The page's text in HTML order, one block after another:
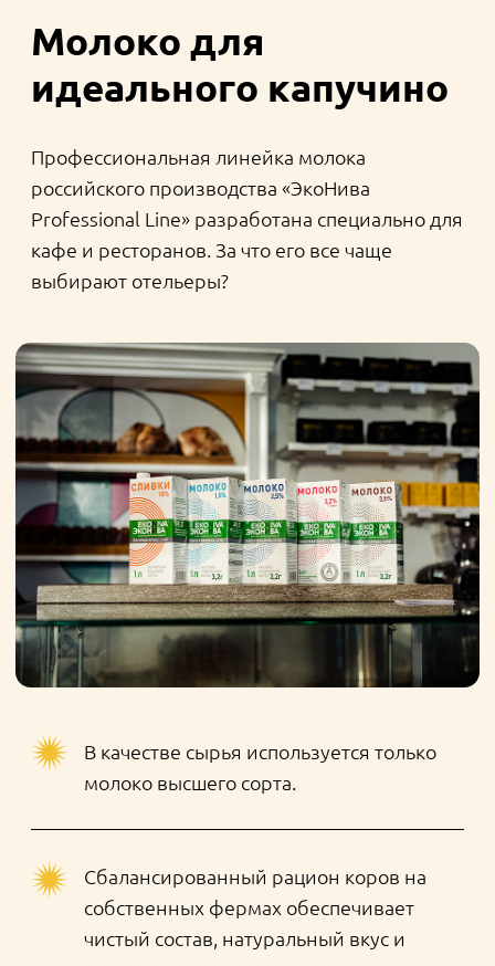
Зачем нужно «колесо
вкусов»
«ЭкоНива» развивает направление молока
для кофе уже несколько лет. В компании
понимают: чтобы создавать нужный для
отрасли продукт, важно вести прямую
коммуникацию с профессиональными
бариста, слышать их проблемы и помогать в
решении. В таком взаимодействии родился
совершенно новый проект: уникальная шкала
сочетания молока и кофе — «Колесо вкусов
капучино». Она позволяет к кофейному зерну,
в зависимости от его вида и степени обжарки,
подобрать в пару один из 12 видов молока
бренда (пастеризованное и
это специально для того, чтобы помочь
наиболее полно раскрыть вкус и аромат
кофейного напитка.
возможность создавать молоко с
необходимыми параметрами. И давать
рекомендации по его использованию с учетом
происхождения и степени обжарки
кофейного зерна, на котором работают